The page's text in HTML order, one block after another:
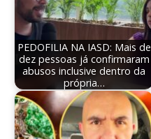
PEDOFILIA NA IASD: Mais de
dez pessoas já confirmaram
abusos inclusive dentro da
própria…